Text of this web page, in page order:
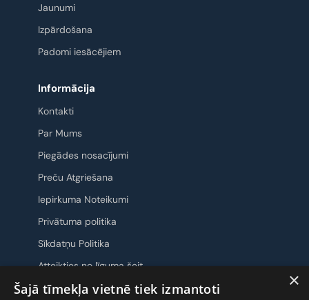
Jaunumi
Izpārdošana
Padomi iesācējiem
Informācija
Kontakti
Par Mums
Piegādes nosacījumi
Preču Atgriešana
Iepirkuma Noteikumi
Privātuma politika
Sīkdatņu Politika
Atteikties no līguma šeit
×
Šajā tīmekļa vietnē tiek izmantoti